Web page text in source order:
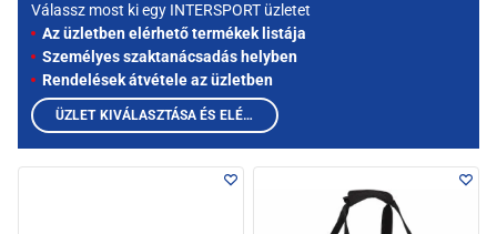
Válassz most ki egy INTERSPORT üzletet
Az üzletben elérhető termékek listája
Személyes szaktanácsadás helyben
Rendelések átvétele az üzletben
ÜZLET KIVÁLASZTÁSA ÉS ELÉRHETŐ TERMÉKEK MEGTEKINTÉSE